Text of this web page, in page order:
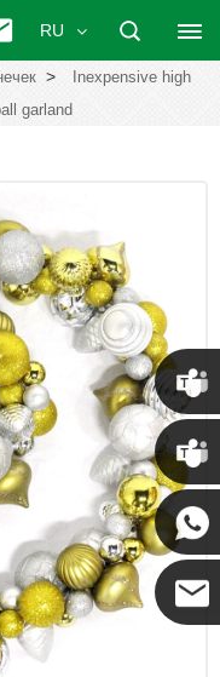
RU
>
Inexpensive high
garland
Крис
Кенни